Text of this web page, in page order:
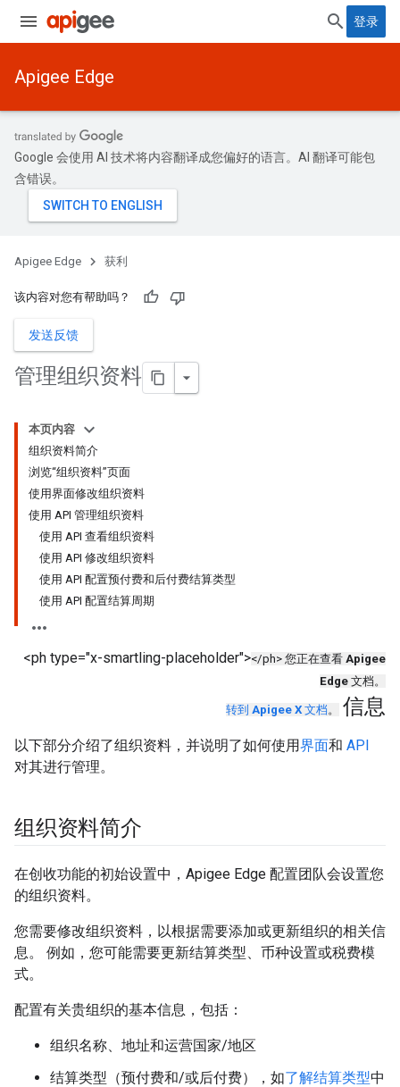
登录
Apigee Edge
Google 会使用 AI 技术将内容翻译成您偏好的语言。AI 翻译可能包
含错误。
Apigee Edge 获利
该内容对您有帮助吗？
发送反馈
管理组织资料
本页内容
组织资料简介
浏览“组织资料”页面
使用界面修改组织资料
使用 API 管理组织资料
使用 API 查看组织资料
使用 API 修改组织资料
使用 API 配置预付费和后付费结算类型
使用 API 配置结算周期
<ph type="x-smartling-placeholder"></ph> 您正在查看 Apigee
Edge 文档。
转到 Apigee X 文档。 信息
以下部分介绍了组织资料，并说明了如何使用界面和 API
对其进行管理。
组织资料简介
在创收功能的初始设置中，Apigee Edge 配置团队会设置您
的组织资料。
您需要修改组织资料，以根据需要添加或更新组织的相关信
息。 例如，您可能需要更新结算类型、币种设置或税费模
式。
配置有关贵组织的基本信息，包括：
组织名称、地址和运营国家/地区
结算类型（预付费和/或后付费），如了解结算类型中